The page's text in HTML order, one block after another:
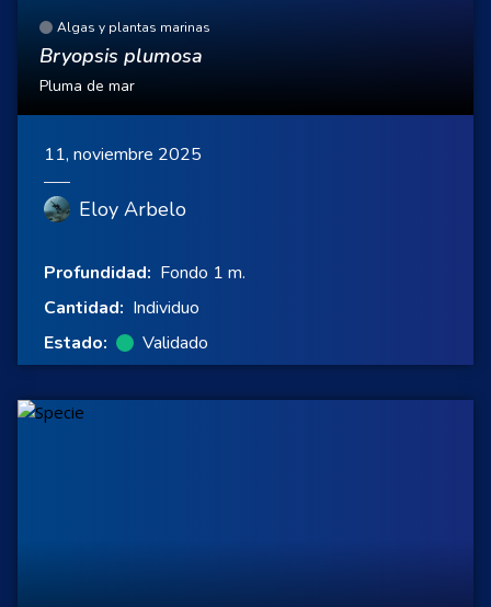
Algas y plantas marinas
Bryopsis plumosa
Pluma de mar
11, noviembre 2025
Eloy Arbelo
Profundidad: Fondo 1 m.
Cantidad: Individuo
Estado:
Validado